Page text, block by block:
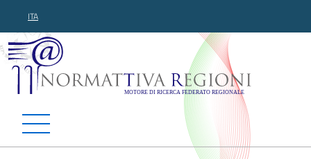
ITA
Normattiva Regioni -